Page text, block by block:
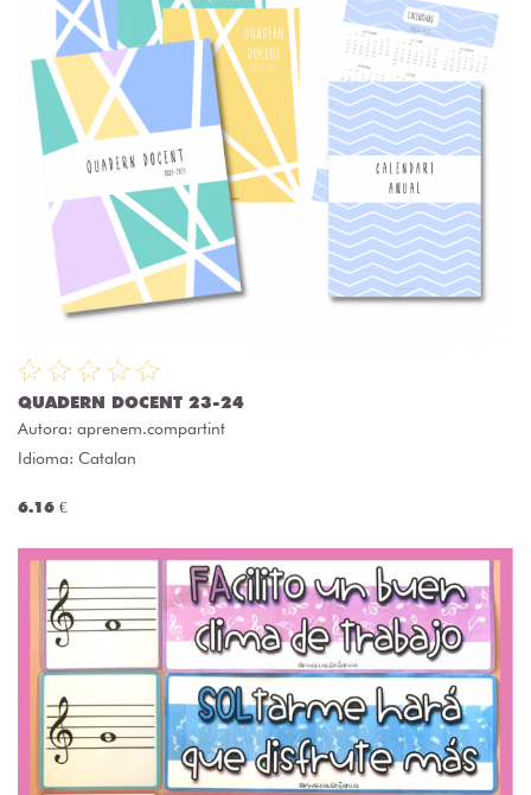
QUADERN DOCENT 23-24
Autora: aprenem.compartint
Idioma: Catalan
6.16 €